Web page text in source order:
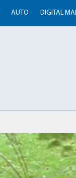
AUTO DIGITAL